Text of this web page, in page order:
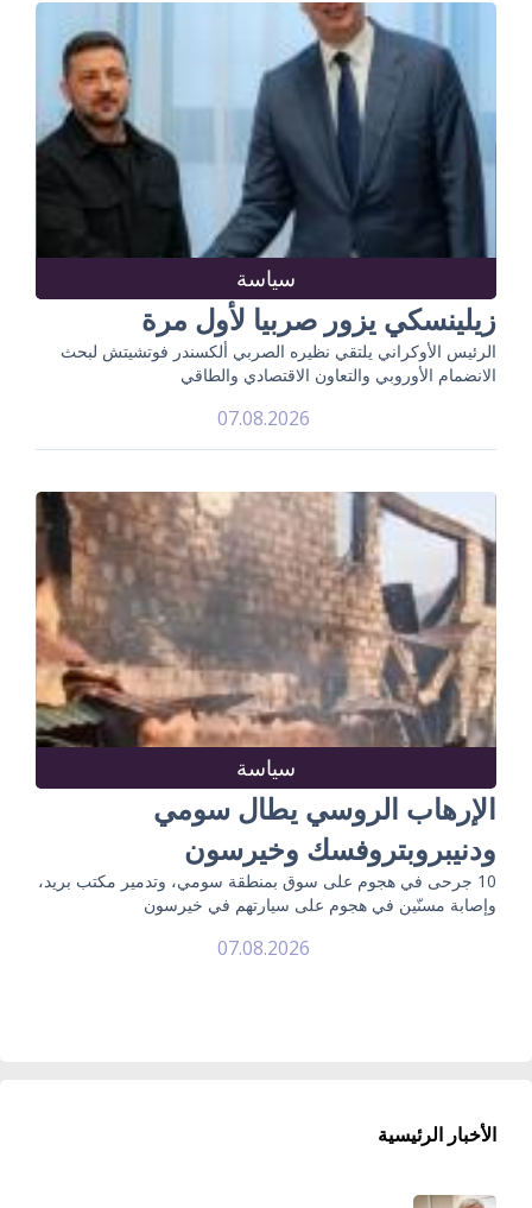
سياسة
زيلينسكي يزور صربيا لأول مرة
الرئيس الأوكراني يلتقي نظيره الصربي ألكسندر فوتشيتش لبحث
الانضمام الأوروبي والتعاون الاقتصادي والطاقي
07.08.2026
سياسة
الإرهاب الروسي يطال سومي
ودنيبروبتروفسك وخيرسون
10 جرحى في هجوم على سوق بمنطقة سومي، وتدمير مكتب بريد،
وإصابة مسنّين في هجوم على سيارتهم في خيرسون
07.08.2026
الأخبار الرئيسية